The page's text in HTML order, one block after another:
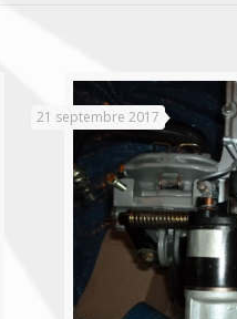
21 septembre 2017